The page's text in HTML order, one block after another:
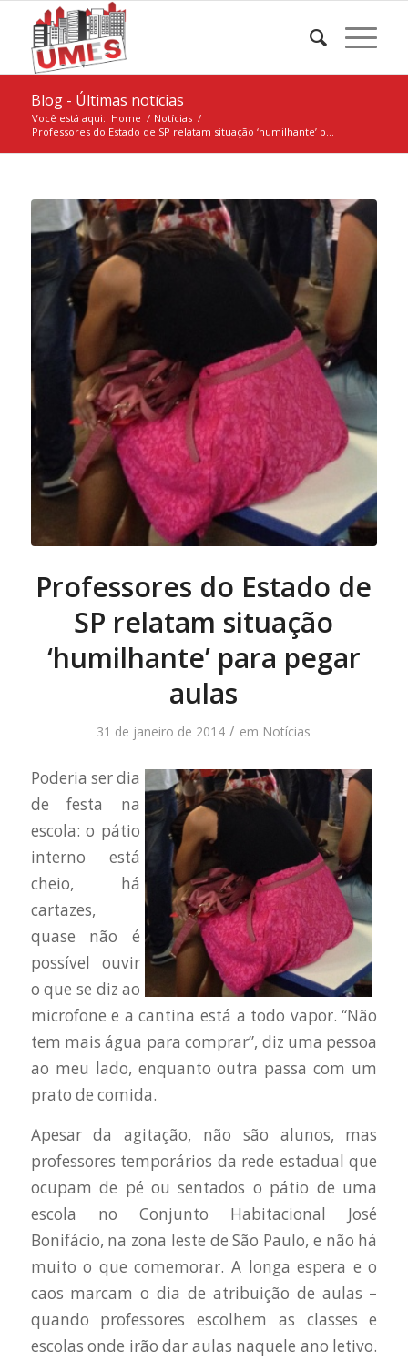
Blog - Últimas notícias
Você está aqui: Home / Notícias /
Professores do Estado de SP relatam situação ‘humilhante’ p...
Professores do Estado de
SP relatam situação
‘humilhante’ para pegar
aulas
31 de janeiro de 2014 / em Notícias
Poderia ser dia
de festa na
escola: o pátio
interno está
cheio, há
cartazes,
quase não é
possível ouvir
o que se diz ao
microfone e a cantina está a todo vapor. “Não
tem mais água para comprar”, diz uma pessoa
ao meu lado, enquanto outra passa com um
prato de comida.
Apesar da agitação, não são alunos, mas
professores temporários da rede estadual que
ocupam de pé ou sentados o pátio de uma
escola no Conjunto Habitacional José
Bonifácio, na zona leste de São Paulo, e não há
muito o que comemorar. A longa espera e o
caos marcam o dia de atribuição de aulas –
quando professores escolhem as classes e
escolas onde irão dar aulas naquele ano letivo.